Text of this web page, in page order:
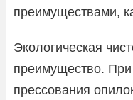
преимуществами,
Экологическая
преимущество.
прессования